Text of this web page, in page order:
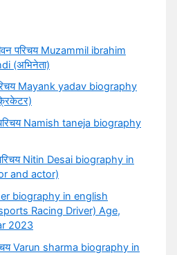
परिचय Muzammil ibrahim
(अभिनेता)
Mayank yadav biography
Namish taneja biography
Nitin Desai biography in
and actor)
biography in english
Racing Driver) Age,
2023
Varun sharma biography in